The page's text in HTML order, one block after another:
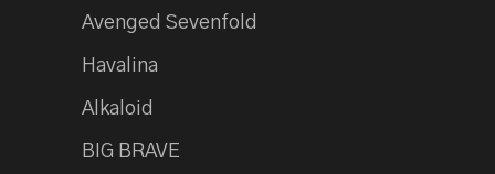
Avenged Sevenfold
Havalina
Alkaloid
BIG BRAVE